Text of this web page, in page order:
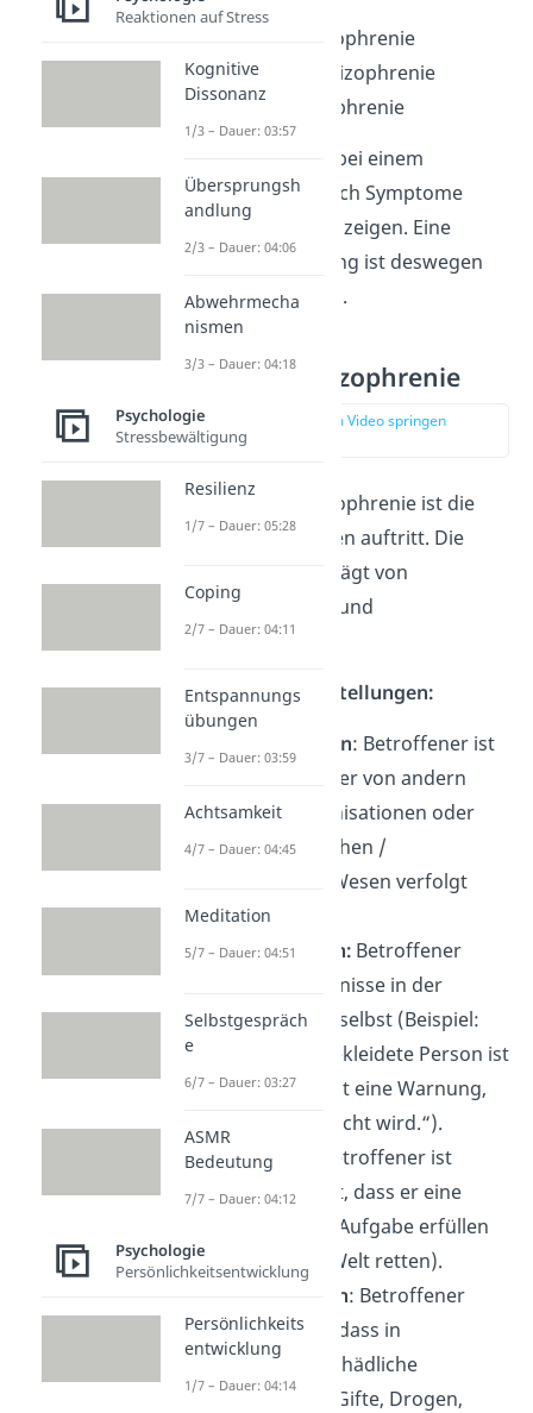
Paranoide Schizophrenie
Hebephrene Schizophrenie
Katatone Schizophrenie
Häufig können sich bei einem
Betroffenen aber auch Symptome
verschiedener Arten zeigen. Eine
eindeutige Zuordnung ist deswegen
nicht immer möglich.
Paranoide Schizophrenie
zur Stelle im Video springen
Die paranoide Schizophrenie ist die
Art, die am häufigsten auftritt. Die
akute Phase ist geprägt von
Wahnvorstellungen und
Halluzinationen.
Mögliche Wahnvorstellungen:
Verfolgungswahn: Betroffener ist
überzeugt, dass er von andern
Personen, Organisationen oder
von übernatürlichen /
außerirdischen Wesen verfolgt
wird.
Beziehungswahn:Betroffener
bezieht Geschehnisse in der
Umwelt auf sich selbst (Beispiel:
„Eine schwarz gekleidete Person ist
der Teufel. Das ist eine Warnung,
dass er umgebracht wird.“).
Größenwahn
: Betroffener ist
davon überzeugt, dass er eine
weltbewegende Aufgabe erfüllen
muss (Beispiel: Welt retten).
Vergiftungswahn: Betroffener
geht davon aus, dass in
Lebensmitteln schädliche
Substanzen wie Gifte, Drogen,
Reaktionen auf Stress
Kognitive
Dissonanz
1/3 – Dauer: 03:57
Übersprungsh
andlung
2/3 – Dauer: 04:06
Abwehrmecha
nismen
3/3 – Dauer: 04:18
Psychologie
Stressbewältigung
Resilienz
1/7 – Dauer: 05:28
Coping
2/7 – Dauer: 04:11
Entspannungs
übungen
3/7 – Dauer: 03:59
Achtsamkeit
4/7 – Dauer: 04:45
Meditation
5/7 – Dauer: 04:51
Selbstgespräch
e
6/7 – Dauer: 03:27
ASMR
Bedeutung
7/7 – Dauer: 04:12
Psychologie
Persönlichkeitsentwicklung
Persönlichkeits
entwicklung
1/7 – Dauer: 04:14